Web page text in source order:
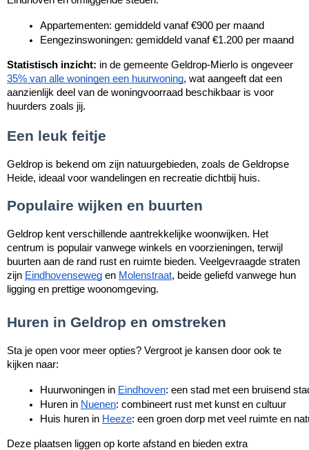
Appartementen: gemiddeld vanaf €900 per maand
Eengezinswoningen: gemiddeld vanaf €1.200 per maand
Statistisch inzicht: in de gemeente Geldrop‑Mierlo is ongeveer
35% van alle woningen een huurwoning, wat aangeeft dat een
aanzienlijk deel van de woningvoorraad beschikbaar is voor
huurders zoals jij.
Een leuk feitje
Geldrop is bekend om zijn natuurgebieden, zoals de Geldropse
Heide, ideaal voor wandelingen en recreatie dichtbij huis.
Populaire wijken en buurten
Geldrop kent verschillende aantrekkelijke woonwijken. Het
centrum is populair vanwege winkels en voorzieningen, terwijl
buurten aan de rand rust en ruimte bieden. Veelgevraagde straten
zijn Eindhovenseweg en Molenstraat, beide geliefd vanwege hun
ligging en prettige woonomgeving.
Huren in Geldrop en omstreken
Sta je open voor meer opties? Vergroot je kansen door ook te
kijken naar:
Huurwoningen in Eindhoven: een stad met een bruisend
Huren in Nuenen: combineert rust met kunst en cultuur
Huis huren in Heeze: een groen dorp met veel ruimte en
Deze plaatsen liggen op korte afstand en bieden extra